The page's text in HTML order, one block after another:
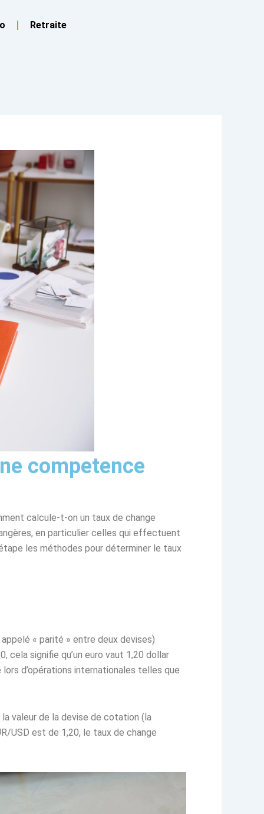
Retraite
competence
calcule-t-on un taux de change
en particulier celles qui effectuent
les méthodes pour déterminer le taux
« parité » entre deux devises)
cela signifie qu’un euro vaut 1,20 dollar
d’opérations internationales telles que
valeur de la devise de cotation (la
USD est de 1,20, le taux de change